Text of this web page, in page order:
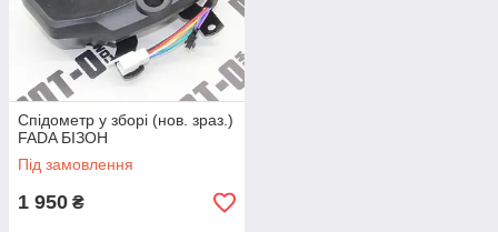
Спідометр у зборі (нов. зраз.)
FADA БІЗОН
Під замовлення
1 950 ₴